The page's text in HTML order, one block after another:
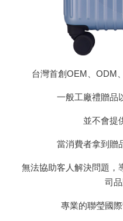
台灣首創OEM、ODM
一般工廠禮贈品
並不會提
當消費者拿到贈
無法協助客人解決問題，
司
專業的聯瑩國